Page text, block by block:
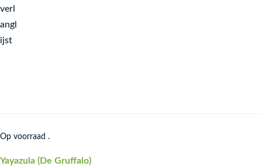
verl
angl
ijst
Op voorraad .
Yayazula (De Gruffalo)